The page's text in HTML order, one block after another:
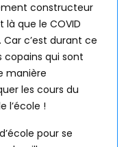
constructeur
là que le COVID
c’est durant ce
copains qui sont
manière
les cours du
l’école !
pour se